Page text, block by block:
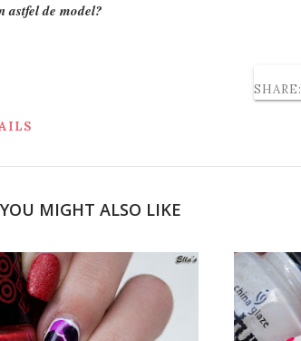
astfel de model?
SHARE:
YOU MIGHT ALSO LIKE